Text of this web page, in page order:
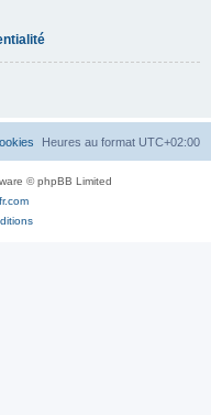
Heures au format UTC+02:00
© phpBB Limited